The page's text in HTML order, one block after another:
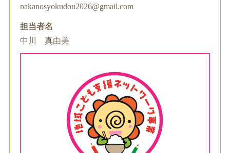
nakanosyokudou2026@gmail.com
担当者名
中川 真由美